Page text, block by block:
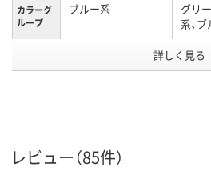
カラーグ
ループ
ブルー系
グリ
系、
通常
形状 テープ
詳しく見る
レビュー（85件）